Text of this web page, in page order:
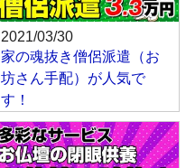
2021/03/30
家の魂抜き僧侶派遣（お
坊さん手配）が人気で
す！